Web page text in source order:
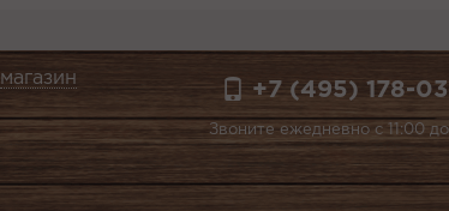
магазин
+7 (495) 178-
Звоните ежедневно с 11:00